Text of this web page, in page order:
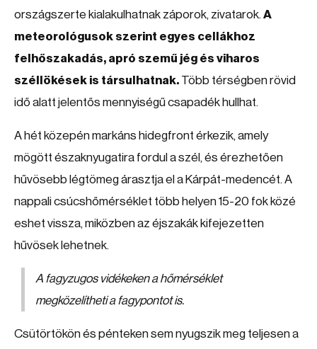
országszerte kialakulhatnak záporok, zivatarok. A
meteorológusok szerint egyes cellákhoz
felhőszakadás, apró szemű jég és viharos
széllökések is társulhatnak. Több térségben rövid
idő alatt jelentős mennyiségű csapadék hullhat.
A hét közepén markáns hidegfront érkezik, amely
mögött északnyugatira fordul a szél, és érezhetően
hűvösebb légtömeg árasztja el a Kárpát-medencét. A
nappali csúcshőmérséklet több helyen 15-20 fok közé
eshet vissza, miközben az éjszakák kifejezetten
hűvösek lehetnek.
A fagyzugos vidékeken a hőmérséklet
megközelítheti a fagypontot is.
Csütörtökön és pénteken sem nyugszik meg teljesen a